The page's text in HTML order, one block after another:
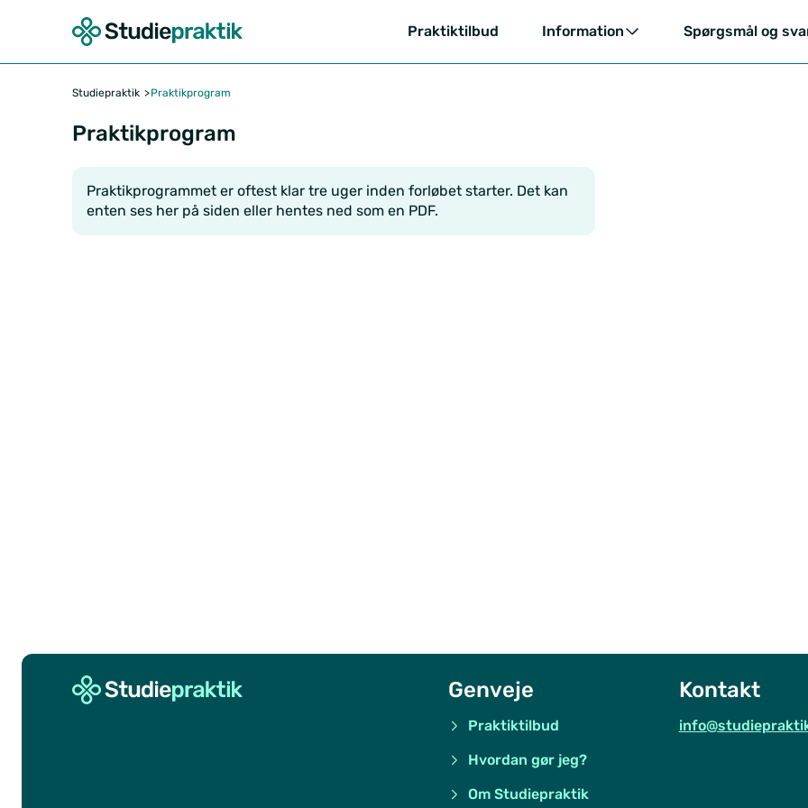
Praktiktilbud Information Spørgsmål og
Studiepraktik Praktikprogram
Praktikprogram
Praktikprogrammet er oftest klar tre uger inden forløbet starter. Det kan
enten ses her på siden eller hentes ned som en PDF.
Genveje
Praktiktilbud
Hvordan gør jeg?
Om Studiepraktik
Kontakt